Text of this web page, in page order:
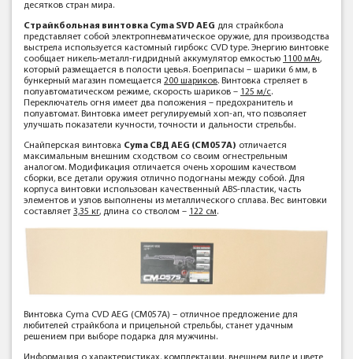
десятков стран мира.
Страйкбольная винтовка Cyma SVD AEG для страйкбола
представляет собой электропневматическое оружие, для производства
выстрела используется кастомный гирбокс CVD type. Энергию винтовке
сообщает никель-металл-гидридный аккумулятор емкостью 1100 мАч,
который размещается в полости цевья. Боеприпасы – шарики 6 мм, в
бункерный магазин помещается 200 шариков. Винтовка стреляет в
полуавтоматическом режиме, скорость шариков – 125 м/с.
Переключатель огня имеет два положения – предохранитель и
полуавтомат. Винтовка имеет регулируемый хоп-ап, что позволяет
улучшать показатели кучности, точности и дальности стрельбы.
Снайперская винтовка Cyma СВД AEG (CM057A) отличается
максимальным внешним сходством со своим огнестрельным
аналогом. Модификация отличается очень хорошим качеством
сборки, все детали оружия отлично подогнаны между собой. Для
корпуса винтовки использован качественный ABS-пластик, часть
элементов и узлов выполнены из металлического сплава. Вес винтовки
составляет 3,35 кг, длина со стволом – 122 см.
Винтовка Cyma CVD AEG (CM057A) – отличное предложение для
любителей страйкбола и прицельной стрельбы, станет удачным
решением при выборе подарка для мужчины.